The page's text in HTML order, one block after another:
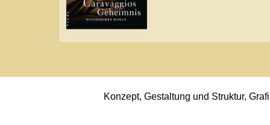
Konzept, Gestaltung und Struktur, Grafiken